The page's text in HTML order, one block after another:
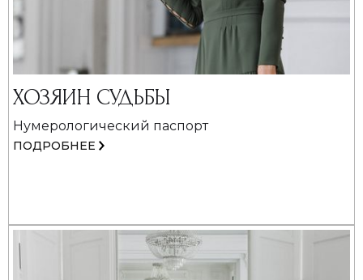
ХОЗЯИН СУДЬБЫ
Нумерологический паспорт
ПОДРОБНЕЕ